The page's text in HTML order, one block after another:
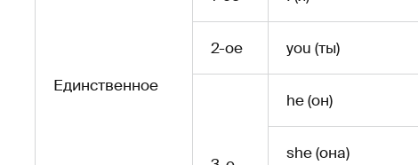
Единственное
2-ое you (ты)
he (он)
she (она)